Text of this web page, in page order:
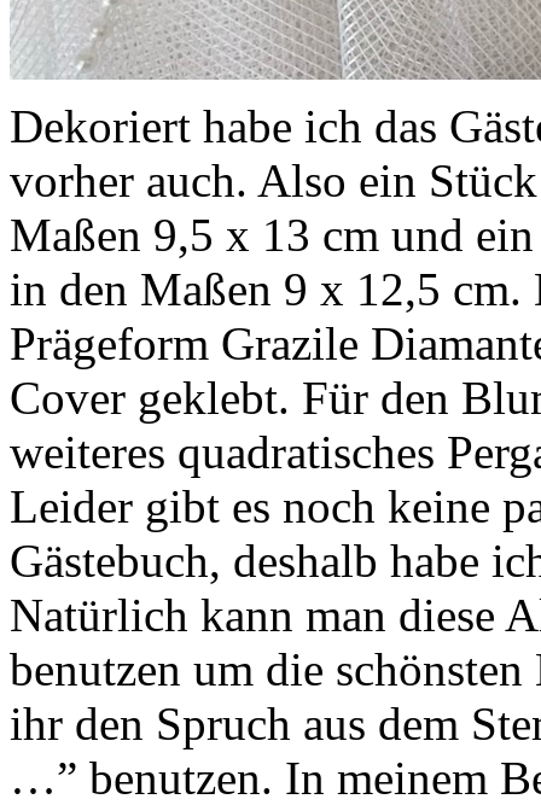
Dekoriert habe ich das
vorher auch. Also ein
Maßen 9,5 x 13 cm und
in den Maßen 9 x 12,5
Prägeform Grazile
Cover geklebt. Für den
weiteres quadratisches
Leider gibt es noch keine
Gästebuch, deshalb habe
Natürlich kann man diese
benutzen um die
ihr den Spruch aus dem
…” benutzen. In meinem